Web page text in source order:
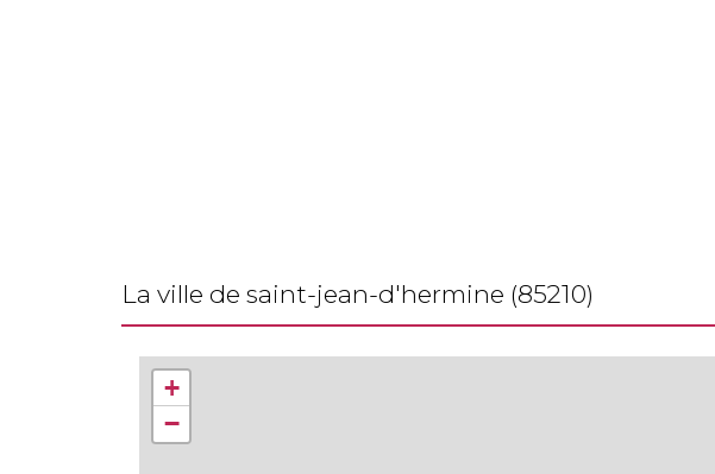
la ville de saint-jean-d'hermine (85210)
+
−